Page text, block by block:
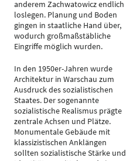
anderem Zachwatowicz endlich
loslegen. Planung und Boden
gingen in staatliche Hand über,
wodurch großmaßstäbliche
Eingriffe möglich wurden.
In den 1950er-Jahren wurde
Architektur in Warschau zum
Ausdruck des sozialistischen
Staates. Der sogenannte
sozialistische Realismus prägte
zentrale Achsen und Plätze.
Monumentale Gebäude mit
klassizistischen Anklängen
sollten sozialistische Stärke und